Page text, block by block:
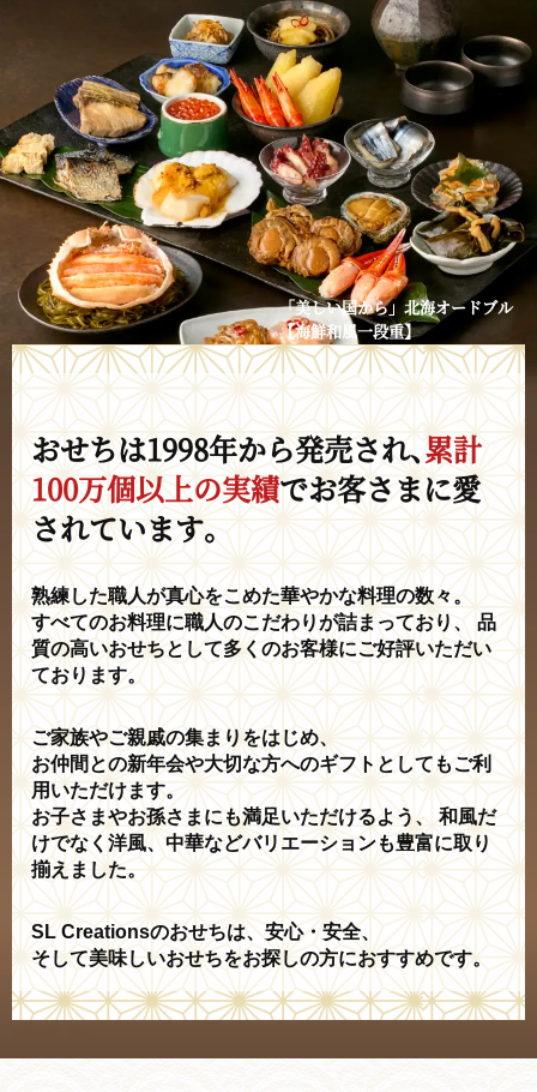
「美しい国から」北海オードブル
【海鮮和風一段重】
おせちは1998年から発売され、累計
100万個以上の実績でお客さまに愛
されています。
熟練した職人が真心をこめた華やかな料理の数々。
すべてのお料理に職人のこだわりが詰まっており、 品
質の高いおせちとして多くのお客様にご好評いただい
ております。
ご家族やご親戚の集まりをはじめ、
お仲間との新年会や大切な方へのギフトとしてもご利
用いただけます。
お子さまやお孫さまにも満足いただけるよう、 和風だ
けでなく洋風、中華などバリエーションも豊富に取り
揃えました。
SL Creationsのおせちは、安心・安全、
そして美味しいおせちをお探しの方におすすめです。